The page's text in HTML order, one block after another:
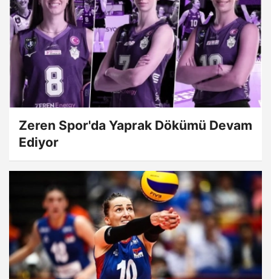
Zeren Spor'da Yaprak Dökümü Devam
Ediyor